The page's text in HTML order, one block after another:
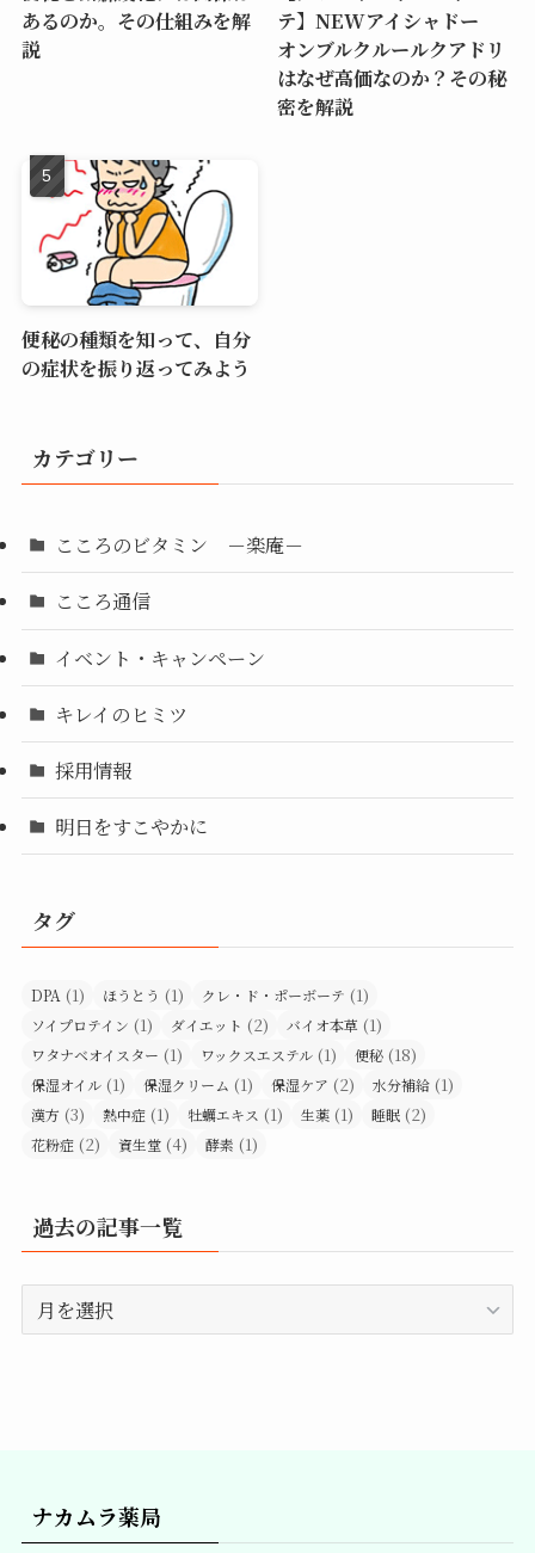
あるのか。その仕組みを解
説
テ】NEWアイシャドー
オンブルクルールクアドリ
はなぜ高価なのか？その秘
密を解説
便秘の種類を知って、自分
の症状を振り返ってみよう
カテゴリー
こころのビタミン －楽庵－
こころ通信
イベント・キャンペーン
キレイのヒミツ
採用情報
明日をすこやかに
タグ
DPA (1) ほうとう (1) クレ・ド・ポーボーテ (1)
ソイプロテイン (1) ダイエット (2) バイオ本草 (1)
ワタナベオイスター (1) ワックスエステル (1) 便秘 (18)
保湿オイル (1) 保湿クリーム (1) 保湿ケア (2) 水分補給 (1)
漢方 (3) 熱中症 (1) 牡蠣エキス (1) 生薬 (1) 睡眠 (2)
花粉症 (2) 資生堂 (4) 酵素 (1)
過去の記事一覧
去
ナカムラ薬局